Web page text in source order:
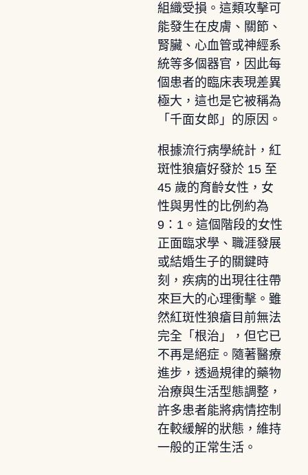
組織受損。這類攻擊可
能發生在皮膚、關節、
腎臟、心血管或神經系
統等多個器官，因此每
個患者的臨床表現差異
極大，這也是它被稱為
「千面女郎」的原因。
根據流行病學統計，紅
斑性狼瘡好發於 15 至
45 歲的育齡女性，女
性與男性的比例約為
9：1。這個階段的女性
正面臨求學、職涯發展
或結婚生子的關鍵時
刻，疾病的出現往往帶
來巨大的心理衝擊。雖
然紅斑性狼瘡目前無法
完全「根治」，但它已
不再是絕症。隨著醫療
進步，透過規律的藥物
治療與生活型態調整，
許多患者能將病情控制
在較緩解的狀態，維持
一般的正常生活。